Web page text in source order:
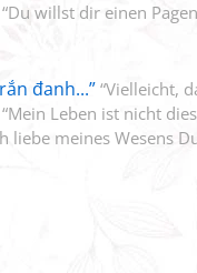
“Du willst dir einen
đanh...”“Vielleicht,
“Mein Leben ist nicht
liebe meines Wesens